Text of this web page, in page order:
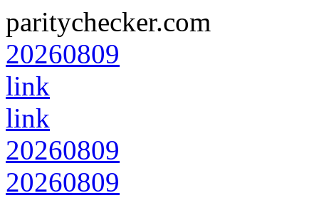
paritychecker.com
20260809
link
link
20260809
20260809